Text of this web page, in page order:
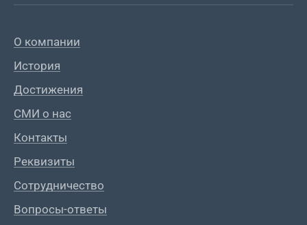
О компании
История
Достижения
СМИ о нас
Контакты
Реквизиты
Сотрудничество
Вопросы-ответы